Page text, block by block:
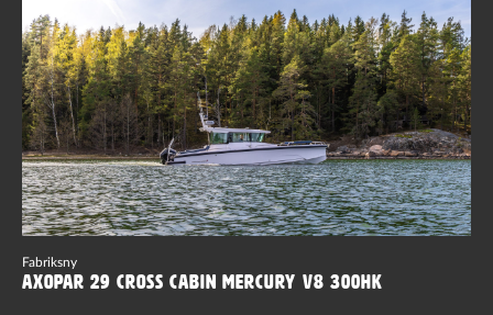
Fabriksny
Axopar 29 Cross Cabin Mercury V8 300hk